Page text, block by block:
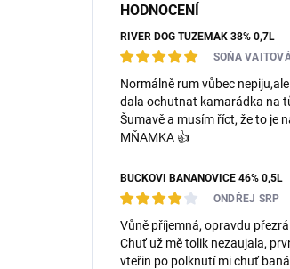
HODNOCENÍ
RIVER DOG TUZEMÁK 38% 0,7L
SOŇA
Normálně rum vůbec
dala ochutnat kamarádka na
Šumavě a musím říct, že to je
MŇAMKA 👍
BUČKOVI BANÁNOVICE 46% 0,5L
ONDŘEJ SRP
Vůně příjemná, opravdu
Chuť už mě tolik nezaujala,
vteřin po polknutí mi chuť